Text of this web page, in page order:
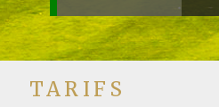
TARIFS